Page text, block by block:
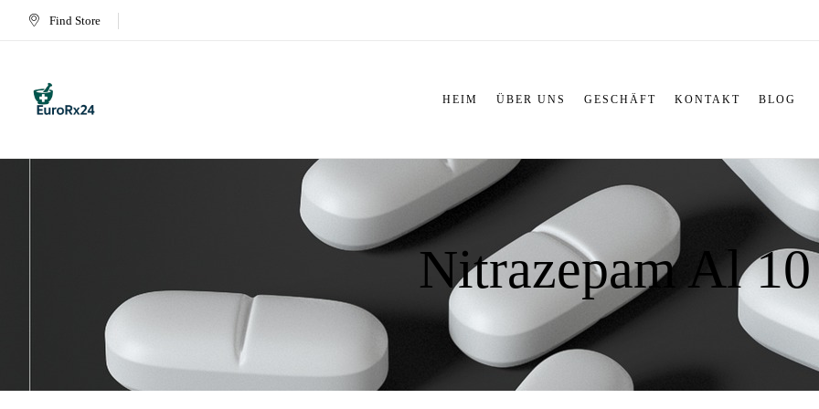
Find Store
HEIM ÜBER UNS GESCHÄFT KONTAKT BLOG
Nitrazepam Al 10